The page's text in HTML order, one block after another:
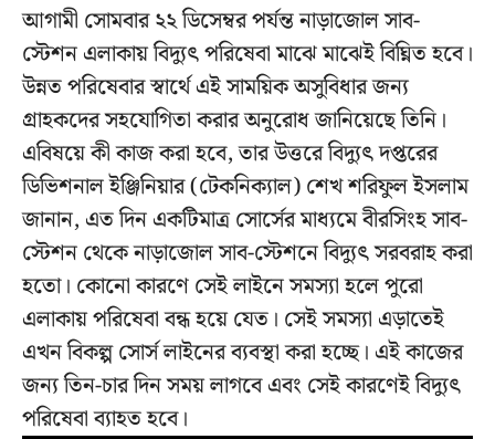
আগামী সোমবার ২২ ডিসেম্বর পর্যন্ত নাড়াজোল সাব-
স্টেশন এলাকায় বিদ্যুৎ পরিষেবা মাঝে মাঝেই বিঘ্নিত হবে।
উন্নত পরিষেবার স্বার্থে এই সাময়িক অসুবিধার জন্য
গ্রাহকদের সহযোগিতা করার অনুরোধ জানিয়েছে তিনি।
এবিষয়ে কী কাজ করা হবে, তার উত্তরে বিদ্যুৎ দপ্তরের
ডিভিশনাল ইঞ্জিনিয়ার (টেকনিক্যাল) শেখ শরিফুল ইসলাম
জানান, এত দিন একটিমাত্র সোর্সের মাধ্যমে বীরসিংহ সাব-
স্টেশন থেকে নাড়াজোল সাব-স্টেশনে বিদ্যুৎ সরবরাহ করা
হতো। কোনো কারণে সেই লাইনে সমস্যা হলে পুরো
এলাকায় পরিষেবা বন্ধ হয়ে যেত। সেই সমস্যা এড়াতেই
এখন বিকল্প সোর্স লাইনের ব্যবস্থা করা হচ্ছে। এই কাজের
জন্য তিন-চার দিন সময় লাগবে এবং সেই কারণেই বিদ্যুৎ
পরিষেবা ব্যাহত হবে।